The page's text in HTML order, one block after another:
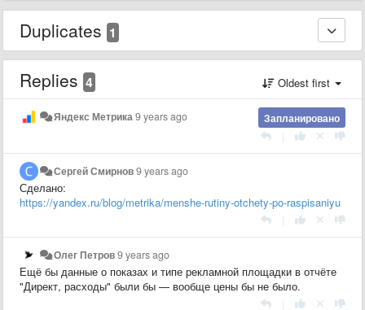
Duplicates 1
Replies 4 Oldest first
Запланировано
Яндекс Метрика 9 years ago
Сергей Смирнов9 years ago
Сделано:
https://yandex.ru/blog/metrika/menshe-rutiny-otchety-po-raspisaniyu
Олег Петров9 years ago
Ещё бы данные о показах и типе рекламной площадки в отчёте
"Директ, расходы" были бы — вообще цены бы не было.